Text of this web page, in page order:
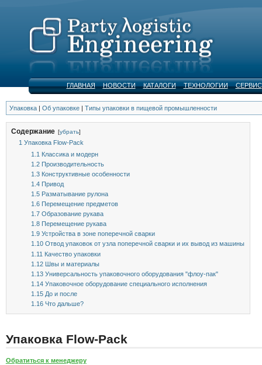
ГЛАВНАЯ НОВОСТИ КАТАЛОГИ ТЕХНОЛОГИИ СЕРВИС
Упаковка| Об упаковке| Типы упаковки в пищевой промышленности
Содержание [убрать]
1 Упаковка Flow-Pack
1.1 Классика и модерн
1.2 Производительность
1.3 Конструктивные особенности
1.4 Привод
1.5 Разматывание рулона
1.6 Перемещение предметов
1.7 Образование рукава
1.8 Перемещение рукава
1.9 Устройства в зоне поперечной сварки
1.10 Отвод упаковок от узла поперечной сварки и их вывод из машины
1.11 Качество упаковки
1.12 Швы и материалы
1.13 Универсальность упаковочного оборудования "флоу-пак"
1.14 Упаковочное оборудование специального исполнения
1.15 До и после
1.16 Что дальше?
Упаковка Flow-Pack
Обратиться к менеджеру